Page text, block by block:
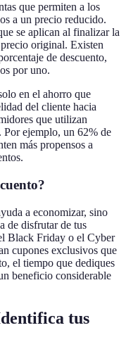
que permiten a los
a un precio reducido.
se aplican al finalizar la
original. Existen
de descuento,
por uno.
en el ahorro que
del cliente hacia
que utilizan
Por ejemplo, un 62% de
más propensos a
a economizar, sino
de disfrutar de tus
Black Friday o el Cyber
cupones exclusivos que
el tiempo que dediques
beneficio considerable
tus